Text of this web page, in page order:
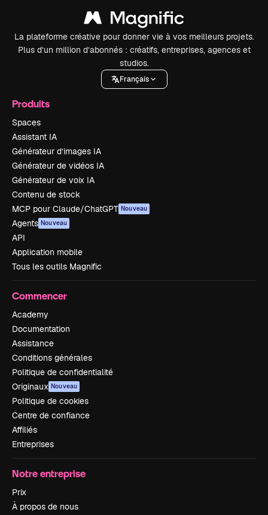
La plateforme créative pour donner vie à vos meilleurs projets.
Plus d’un million d’abonnés : créatifs, entreprises, agences et
studios.
Français
Produits
Spaces
Assistant IA
Générateur d’images IA
Générateur de vidéos IA
Générateur de voix IA
Contenu de stock
MCP pour Claude/ChatGPT Nouveau
Agents Nouveau
API
Application mobile
Tous les outils Magnific
Commencer
Academy
Documentation
Assistance
Conditions générales
Politique de confidentialité
Originaux Nouveau
Politique de cookies
Centre de confiance
Affiliés
Entreprises
Notre entreprise
Prix
À propos de nous